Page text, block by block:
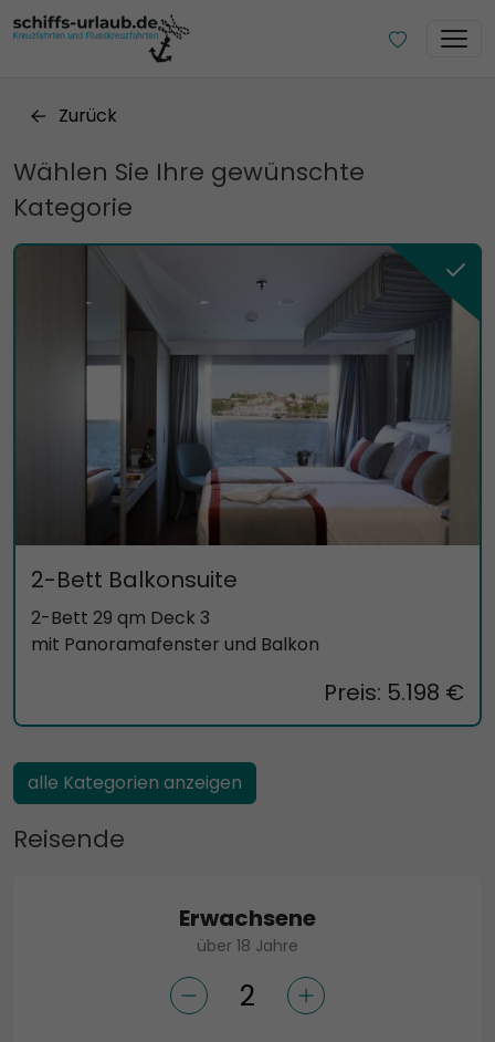
Zurück
Wählen Sie Ihre gewünschte
Kategorie
2-Bett Balkonsuite
2-Bett 29 qm Deck 3
mit Panoramafenster und Balkon
Preis: 5.198 €
alle Kategorien anzeigen
Reisende
Erwachsene
über 18 Jahre